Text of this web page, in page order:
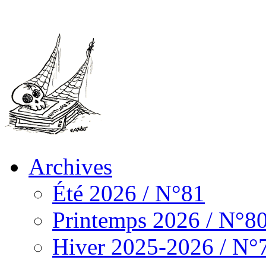
Archives
Été 2026 / N°81
Printemps 2026 /
Hiver 2025-2026 /